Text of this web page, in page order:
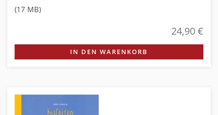
(17 MB)
24,90 €
IN DEN WARENKORB